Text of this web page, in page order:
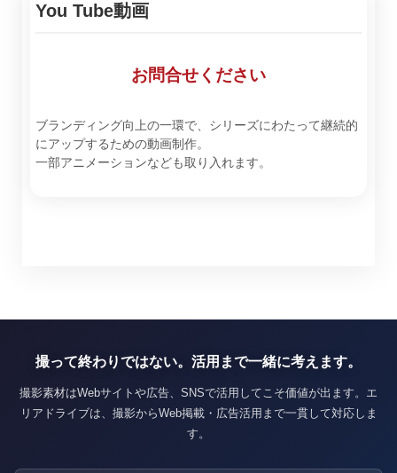
You Tube動画
お問合せください
ブランディング向上の一環で、シリーズにわたって継続的
にアップするための動画制作。
一部アニメーションなども取り入れます。
撮って終わりではない。活用まで一緒に考えます。
撮影素材はWebサイトや広告、SNSで活用してこそ価値が出ます。エ
リアドライブは、撮影からWeb掲載・広告活用まで一貫して対応しま
す。